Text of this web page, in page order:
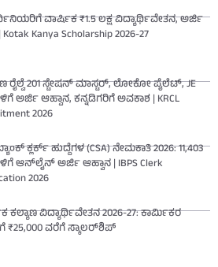
ವಾರ್ಷಿಕ ₹1.5 ಲಕ್ಷ ವಿದ್ಯಾರ್ಥಿವೇತನ, ಅರ್ಜಿ
Kotak Kanya Scholarship 2026-27
ರೈಲ್ವೆ 201 ಸ್ಟೇಷನ್ ಮಾಸ್ಟರ್, ಲೋಕೋ ಪೈಲೆಟ್, JE
ಅರ್ಜಿ ಆಹ್ವಾನ, ಕನ್ನಡಿಗರಿಗೆ ಅವಕಾಶ | KRCL
2026
ಕ್ಲರ್ಕ್ ಹುದ್ದೆಗಳ (CSA) ನೇಮಕಾತಿ 2026: 11,403
ಆನ್‌ಲೈನ್ ಅರ್ಜಿ ಆಹ್ವಾನ | IBPS Clerk
2026
ಕಲ್ಯಾಣ ವಿದ್ಯಾರ್ಥಿವೇತನ 2026-27: ಕಾರ್ಮಿಕರ
₹25,000 ವರೆಗೆ ಸ್ಕಾಲರ್‌ಶಿಪ್